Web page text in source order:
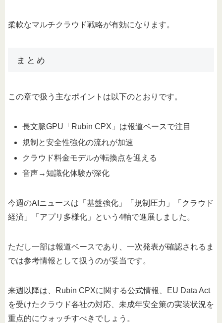
柔軟なマルチクラウド戦略が有効になります。
まとめ
この章で扱う主なポイントは以下のとおりです。
長文脈GPU「Rubin CPX」は報道ベースで注目
規制と安全性強化の流れが加速
クラウド料金モデルが転換点を迎える
音声→知識化体験が深化
今週のAIニュースは「基盤強化」「規制圧力」「クラウド
経済」「アプリ多様化」という4軸で進展しました。
ただし一部は報道ベースであり、一次発表が確認されるま
では参考情報として扱うのが妥当です。
来週以降は、Rubin CPXに関する公式情報、EU Data Act
を受けたクラウド各社の対応、未成年安全策の実装状況を
重点的にウォッチすべきでしょう。